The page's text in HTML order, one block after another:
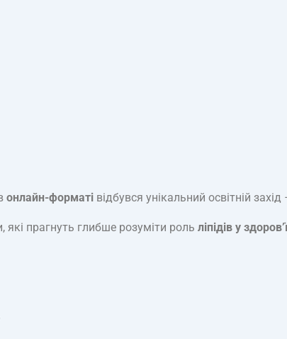
онлайн-форматі відбувся унікальний освітній захід
які прагнуть глибше розуміти роль ліпідів у